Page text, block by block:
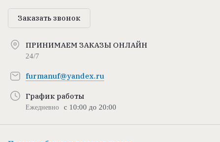
Заказать звонок
ПРИНИМАЕМ ЗАКАЗЫ ОНЛАЙН
24/7
furmanuf@yandex.ru
График работы
Ежедневно с 10:00 до 20:00